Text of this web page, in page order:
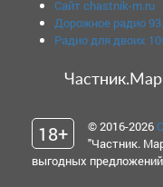
Сайт chastnik-m.ru
Дорожное радио
Радио для двоих
18+ © 2016-2026
"Частник.
выгодных